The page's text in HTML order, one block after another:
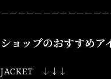
－－－－－－－－－－－－
ショップのおすすめア
JACKET ↓↓↓